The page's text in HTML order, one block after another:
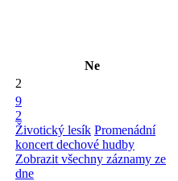
Ne
2
9
2
Životický lesík Promenádní
koncert dechové hudby
Zobrazit všechny záznamy ze
dne